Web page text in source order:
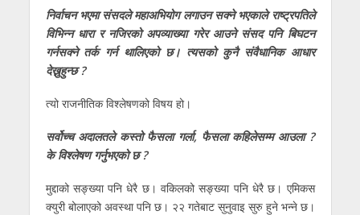
निर्वाचन भएमा संसदले महाअभियोग लगाउन सक्ने भएकाले राष्ट्रपतिले
विभिन्न धारा र नजिरको अपव्याख्या गरेर आउने संसद पनि बिघटन
गर्नसक्ने तर्क गर्न थालिएको छ। त्यसको कुनै संवैधानिक आधार
देख्नुहुन्छ ?
त्यो राजनीतिक विश्लेषणको विषय हो।
सर्वोच्च अदालतले कस्तो फैसला गर्ला, फैसला कहिलेसम्म आउला ?
के विश्लेषण गर्नुभएको छ ?
मुद्दाको सङ्ख्या पनि धेरै छ। वकिलको सङ्ख्या पनि धेरै छ। एमिकस
क्युरी बोलाएको अवस्था पनि छ। २२ गतेबाट सुनुवाइ सुरु हुने भन्ने छ।